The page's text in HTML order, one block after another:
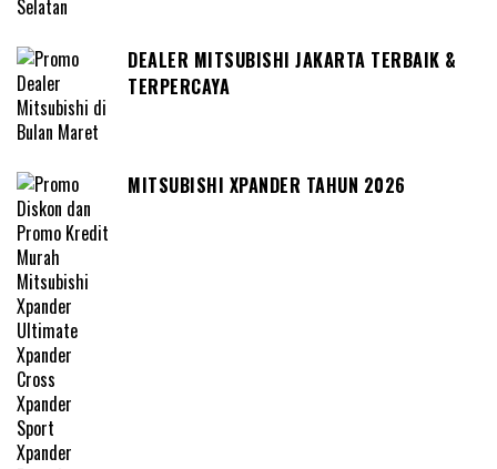
DEALER MITSUBISHI JAKARTA TERBAIK &
TERPERCAYA
MITSUBISHI XPANDER TAHUN 2026